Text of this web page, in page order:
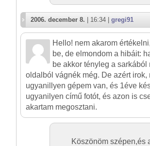
2006. december 8. | 16:34 | gregi91
Hello! nem akarom
be, de elmondom a hibáit:
be akkor tényleg a
oldalból vágnék még. De azért irok,
ugyanillyen gépem van, és 1éve
ugyanilyen című fotót, és azon is
akartam megosztani.
Köszönöm szépen,és